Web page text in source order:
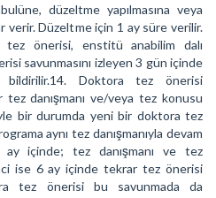
düzeltme yapılmasına veya
verir. Düzeltme için 1 ay süre verilir.
tez önerisi, enstitü anabilim dalı
savunmasını izleyen 3 gün içinde
Doktora tez önerisi
danışmanı ve/veya tez konusu
bir durumda yeni bir doktora tez
aynı tez danışmanıyla devam
içinde; tez danışmanı ve tez
ise 6 ay içinde tekrar tez önerisi
tez önerisi bu savunmada da